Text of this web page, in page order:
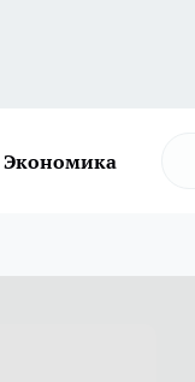
Экономика